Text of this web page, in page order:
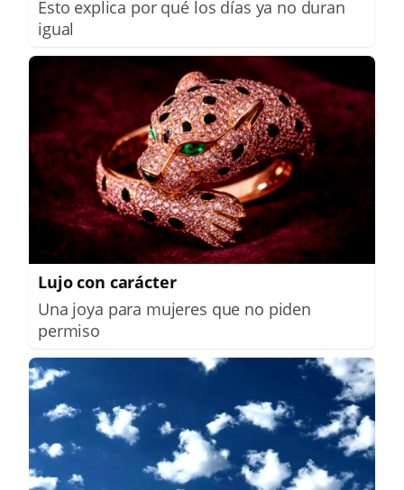
Esto explica por qué los días ya no duran
igual
Lujo con carácter
Una joya para mujeres que no piden
permiso